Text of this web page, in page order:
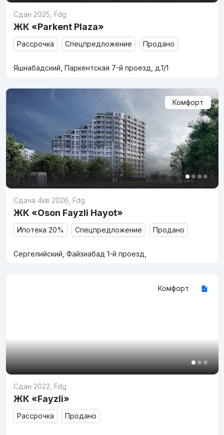
Сдан 2025 Fdg
ЖК «Parkent Plaza»
Рассрочка Спецпредложение Продано
Яшнабадский, Паркентская 7-й проезд, д.1/1
Комфорт
Сдача 4кв 2026 Fdg
ЖК «Oson Fayzli Hayot»
Ипотека 20% Спецпредложение Продано
Сергелийский, Файзиабад 1-й проезд,
Комфорт
Сдан 2022 Fdg
ЖК «Fayzli»
Рассрочка Продано